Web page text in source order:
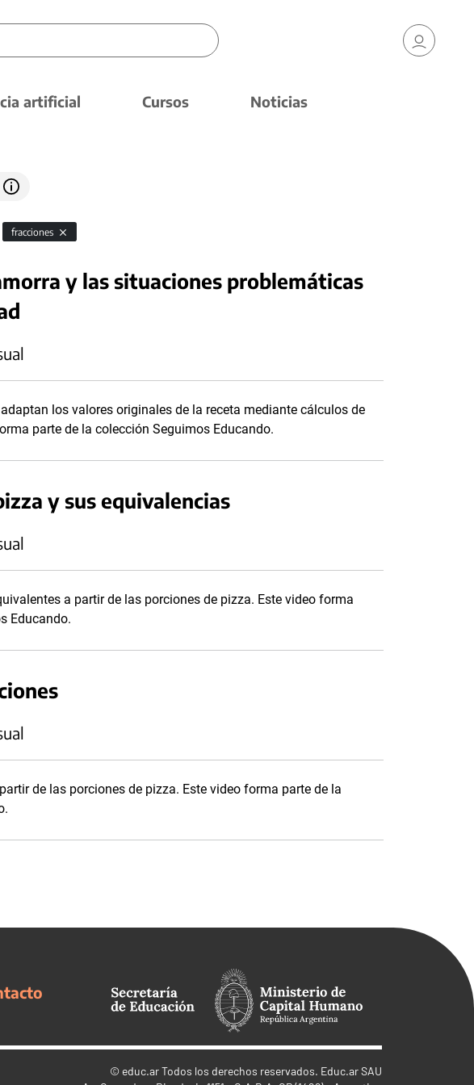
artificial Cursos Noticias
fracciones
y las situaciones problemáticas
los valores originales de la receta mediante cálculos de
parte de la colección Seguimos Educando.
y sus equivalencias
a partir de las porciones de pizza. Este video forma
Educando.
de las porciones de pizza. Este video forma parte de la
© educ.arTodos los derechos reservados. Educ.ar SAU